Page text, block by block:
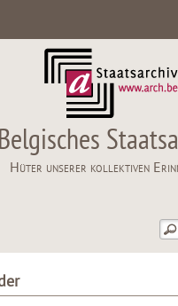
Belgisches
Hüter unserer kollektiven